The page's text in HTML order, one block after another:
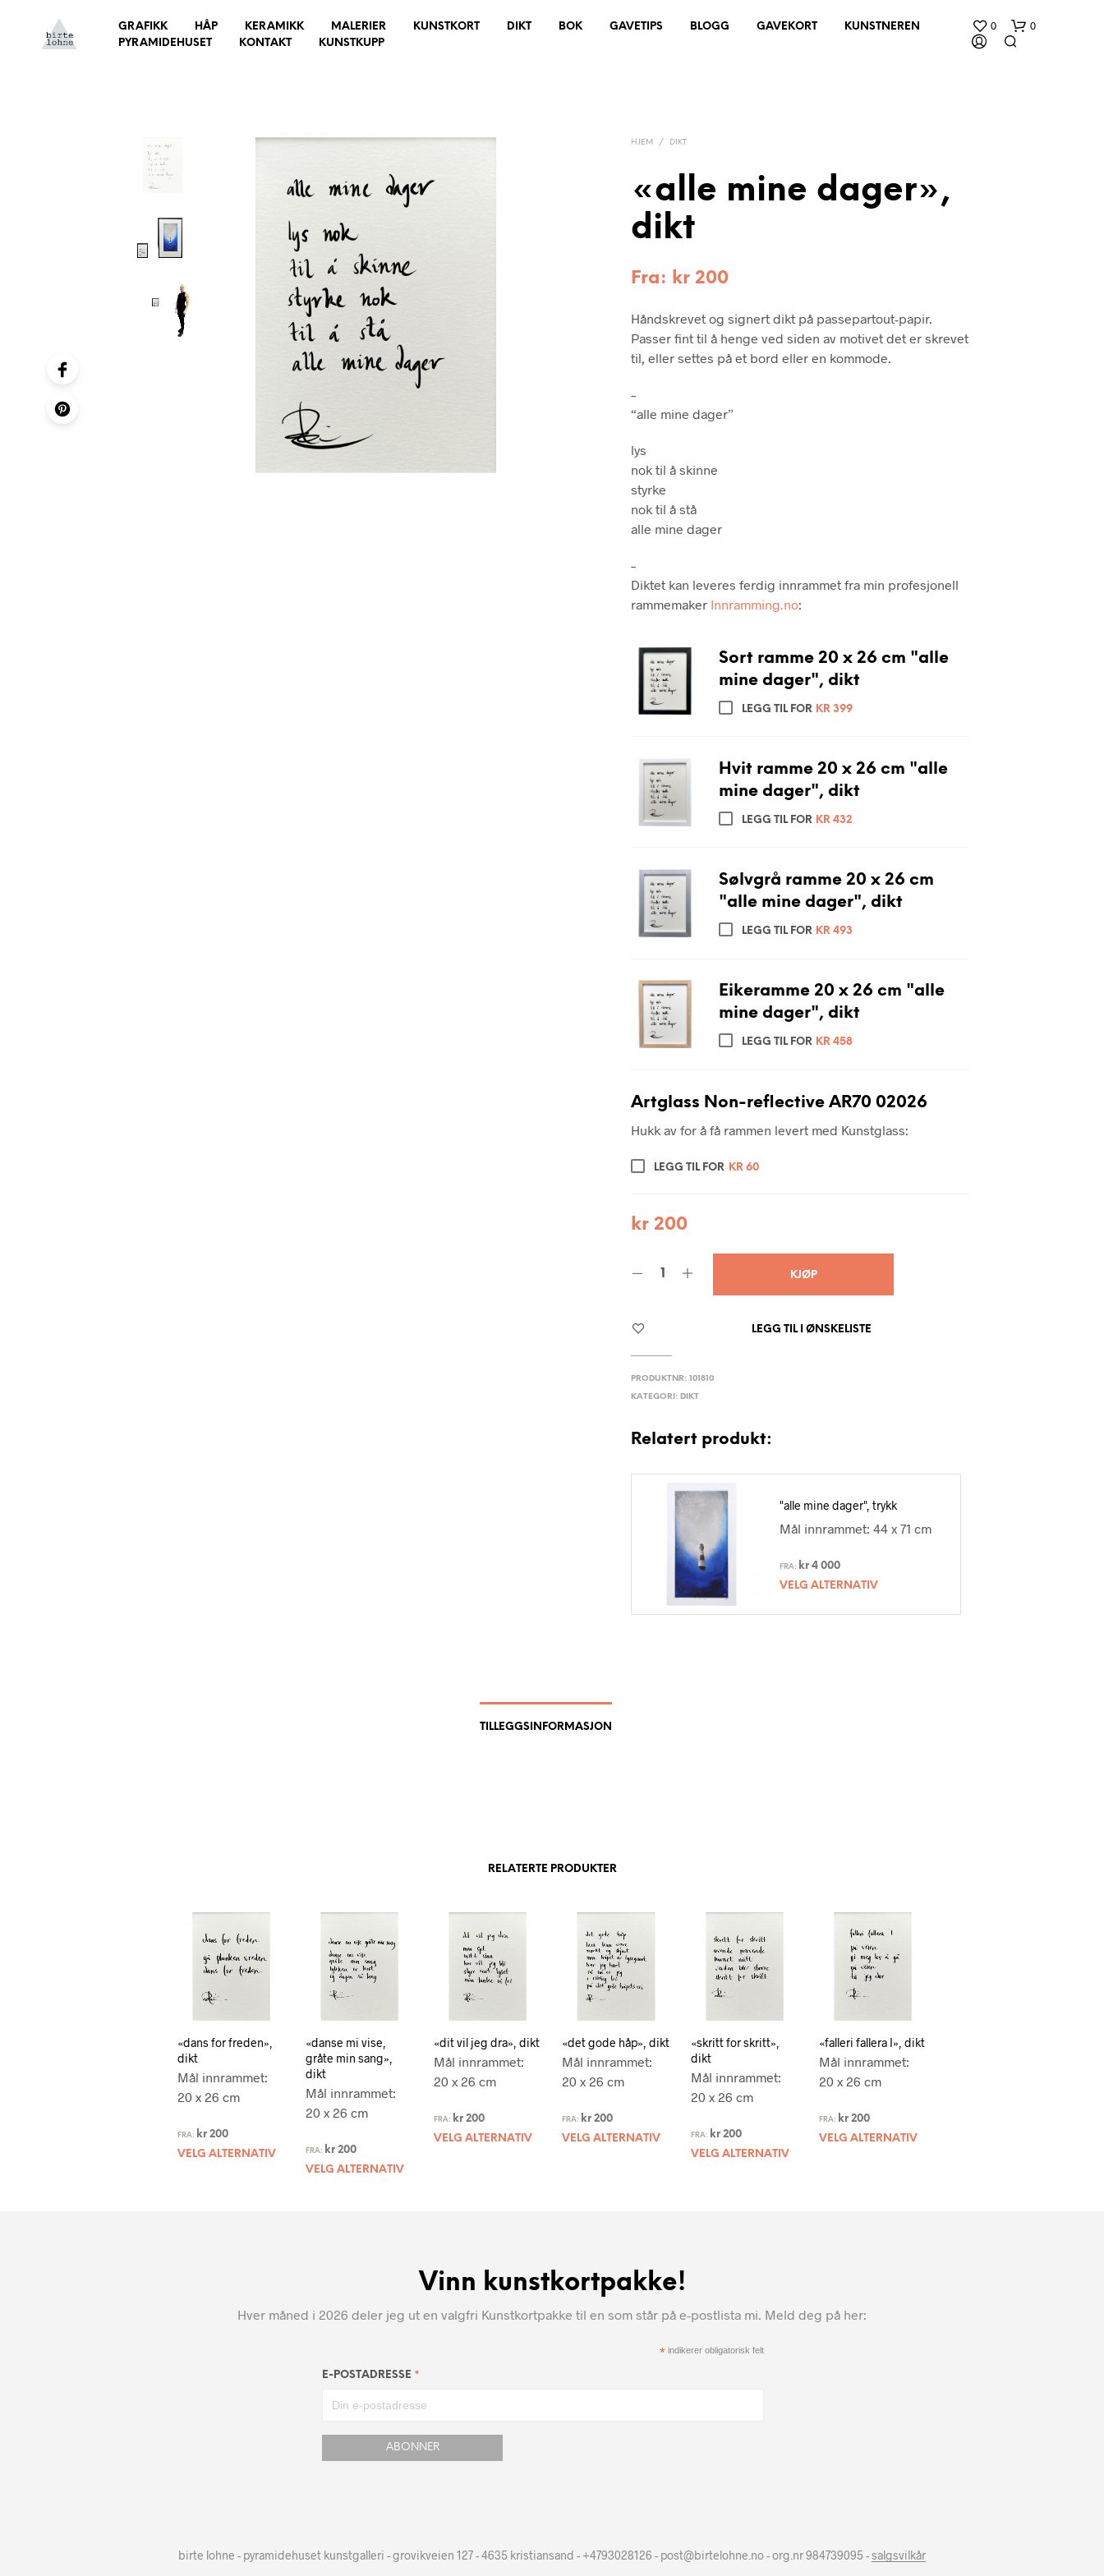
GRAFIKK HÅP KERAMIKK MALERIER KUNSTKORT DIKT BOK GAVETIPS BLOGG GAVEKORT
KUNSTNEREN
PYRAMIDEHUSET
KONTAKT KUNSTKUPP
0 0
HJEM / DIKT
«alle mine dager»,
dikt
Fra: kr 200
Håndskrevet og signert dikt på passepartout-papir.
Passer fint til å henge ved siden av motivet det er skrevet
til, eller settes på et bord eller en kommode.
–
“alle mine dager”
lys
nok til å skinne
styrke
nok til å stå
alle mine dager
–
Diktet kan leveres ferdig innrammet fra min profesjonell
rammemaker Innramming.no:
Sort ramme 20 x 26 cm "alle
mine dager", dikt
LEGG TIL FOR KR 399
Hvit ramme 20 x 26 cm "alle
mine dager", dikt
LEGG TIL FOR KR 432
Sølvgrå ramme 20 x 26 cm
"alle mine dager", dikt
LEGG TIL FOR KR 493
Eikeramme 20 x 26 cm "alle
mine dager", dikt
LEGG TIL FOR KR 458
Artglass Non-reflective AR70 02026
Hukk av for å få rammen levert med Kunstglass:
LEGG TIL FOR KR 60
kr 200
KJØP
LEGG TIL I ØNSKELISTE
PRODUKTNR:101810
KATEGORI: DIKT
Relatert produkt:
"alle mine dager", trykk
Mål innrammet: 44 x 71 cm
FRA: kr 4 000
VELG ALTERNATIV
TILLEGGSINFORMASJON
RELATERTE PRODUKTER
«dans for freden»,
dikt
Mål innrammet:
20 x 26 cm
FRA: kr200
VELG ALTERNATIV
«danse mi vise,
gråte min sang»,
dikt
Mål innrammet:
20 x 26 cm
FRA: kr200
VELG ALTERNATIV
«dit vil jeg dra», dikt
Mål innrammet:
20 x 26 cm
FRA: kr 200
VELG ALTERNATIV
«det gode håp», dikt
Mål innrammet:
20 x 26 cm
FRA: kr 200
VELG ALTERNATIV
«skritt for skritt»,
dikt
Mål innrammet:
20 x 26 cm
FRA: kr200
VELG ALTERNATIV
«falleri fallera I», dikt
Mål innrammet:
20 x 26 cm
FRA: kr 200
VELG ALTERNATIV
Vinn kunstkortpakke!
Hver måned i 2026 deler jeg ut en valgfri Kunstkortpakke til en som står på e-postlista mi. Meld deg på her:
*indikerer obligatorisk felt
E-POSTADRESSE *
birte lohne - pyramidehuset kunstgalleri - grovikveien 127 - 4635 kristiansand - +4793028126 - post@birtelohne.no - org.nr 984739095 -salgsvilkår